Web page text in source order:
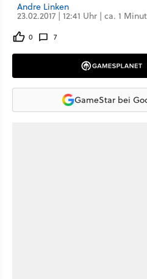
Andre Linken
23.02.2017 | 12:41 Uhr | ca. 1
0 7
GameStar bei